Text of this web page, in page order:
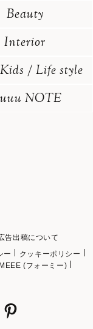
Beauty
Interior
Kids / Life style
NOTE
告出稿について
ー
クッキーポリシー
(フォーミー)